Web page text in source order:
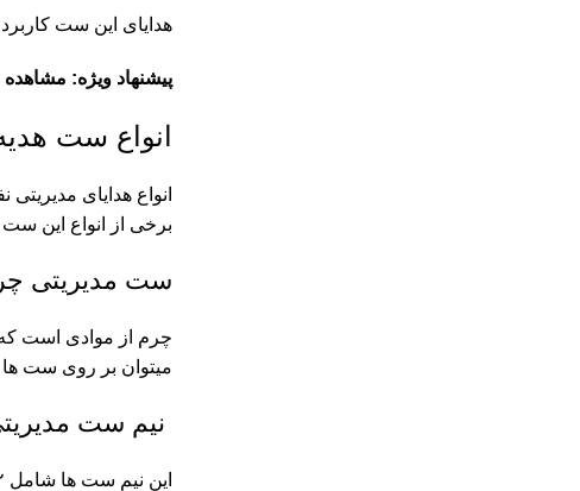
هدایای این ست
پیشنهاد ویژه: مشاهده
انواع ست
انواع هدایای
برخی از انواع این ست
ست مدیریتی
چرم از موادی است که
میتوان بر روی ست ها
نیم ست